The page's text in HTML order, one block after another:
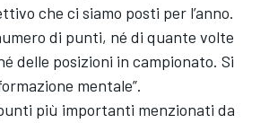
che ci siamo posti per l’anno.
di punti, né di quante volte
delle posizioni in campionato. Si
mentale”.
più importanti menzionati da